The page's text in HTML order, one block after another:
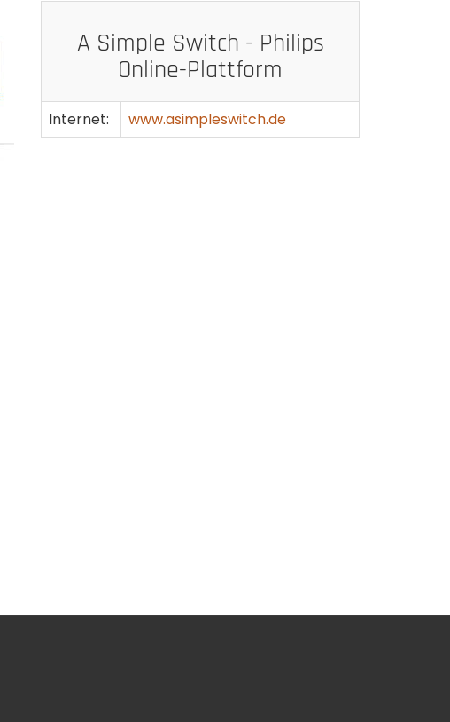
A Simple Switch - Philips
Online-Plattform
Internet: www.asimpleswitch.de